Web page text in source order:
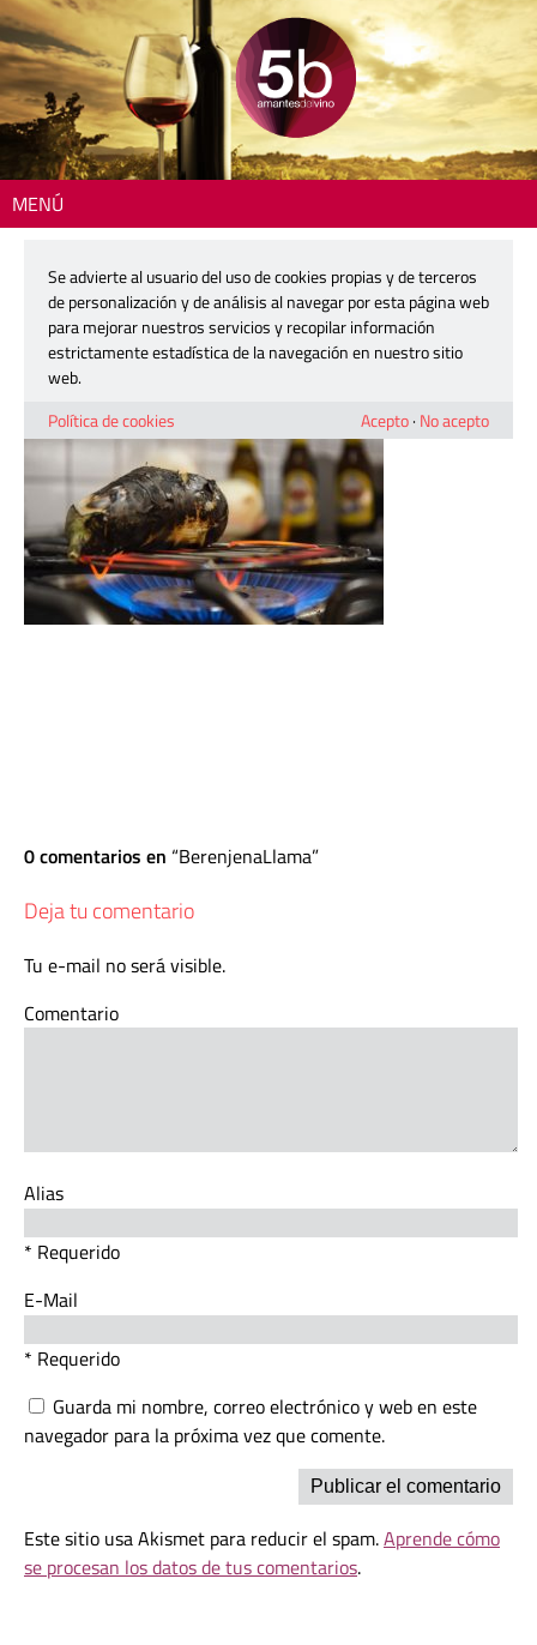
MENÚ
BerenjenaLlama
13 agosto, 2020
0 comentarios en BerenjenaLlama
Deja tu comentario
Tu e-mail no será visible.
Comentario
Alias
* Requerido
E-Mail
* Requerido
Guarda mi nombre, correo electrónico y web en este
navegador para la próxima vez que comente.
Este sitio usa Akismet para reducir el spam.Aprende cómo
se procesan los datos de tus comentarios.
Se advierte al usuario del uso de cookies propias y de terceros
de personalización y de análisis al navegar por esta página web
para mejorar nuestros servicios y recopilar información
estrictamente estadística de la navegación en nuestro sitio
web.
Política de cookies
Acepto· No acepto